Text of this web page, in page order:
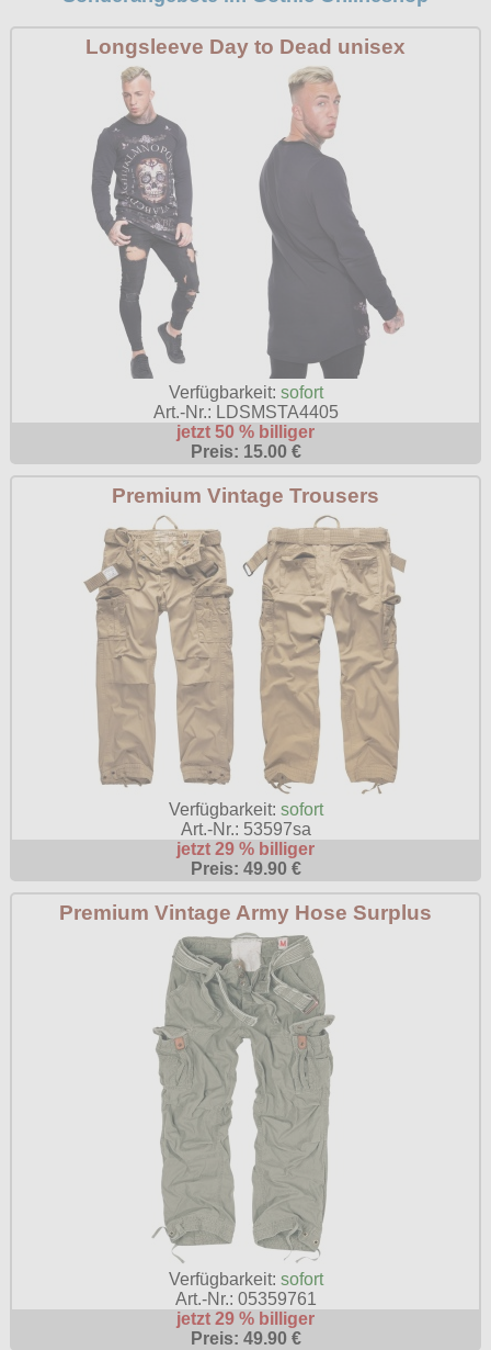
Longsleeve Day to Dead unisex
Verfügbarkeit: sofort
Art.-Nr.: LDSMSTA4405
jetzt 50 % billiger
Preis: 15.00 €
Premium Vintage Trousers
Verfügbarkeit: sofort
Art.-Nr.: 53597sa
jetzt 29 % billiger
Preis: 49.90 €
Premium Vintage Army Hose Surplus
Verfügbarkeit: sofort
Art.-Nr.: 05359761
jetzt 29 % billiger
Preis: 49.90 €